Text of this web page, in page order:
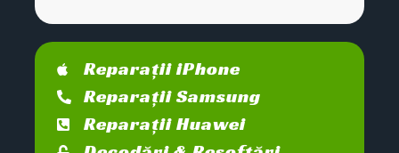
Reparații iPhone
Reparații Samsung
Reparații Huawei